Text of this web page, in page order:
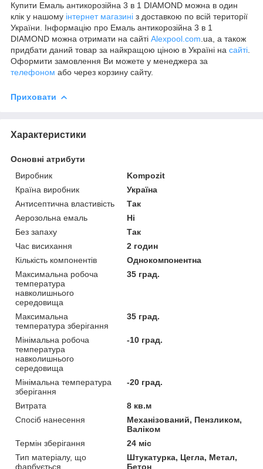
Купити Емаль антикорозійна 3 в 1 DIAMOND можна в один
клік у нашому інтернет магазині з доставкою по всій території
України. Інформацію про Емаль антикорозійна 3 в 1
DIAMOND можна отримати на сайті Alexpool.com .ua, а також
придбати даний товар за найкращою ціною в Україні на сайті
Оформити замовлення Ви можете у менеджера за
телефоном або через корзину сайту.
Приховати
Характеристики
Основні атрибути
Виробник
Kompozit
Країна виробник
Україна
Антисептична властивість
Так
Аерозольна емаль
Ні
Без запаху
Так
Час висихання
2 годин
Кількість компонентів
Однокомпонентна
Максимальна робоча
температура
навколишнього
середовища
35 град.
Максимальна
температура зберігання
35 град.
Мінімальна робоча
температура
навколишнього
середовища
-10 град.
Мінімальна температура
зберігання
-20 град.
Витрата
8 кв.м
Спосіб нанесення
Механізований, Пензликом,
Валіком
Термін зберігання
24 міс
Тип матеріалу, що
фарбується
Штукатурка, Цегла, Метал,
Бетон